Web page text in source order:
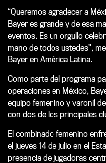
“Queremos agradecer a
Bayer es grande y de esa
eventos. Es un orgullo
mano de todos ustedes”,
Bayer en América Latina.
Como parte del programa
operaciones en México,
equipo femenino y varonil
con dos de los principales
El combinado femenino
el jueves 14 de julio en el
presencia de jugadoras